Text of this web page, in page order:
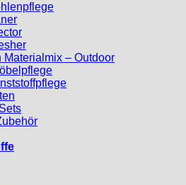
Materialmix – Outdoor